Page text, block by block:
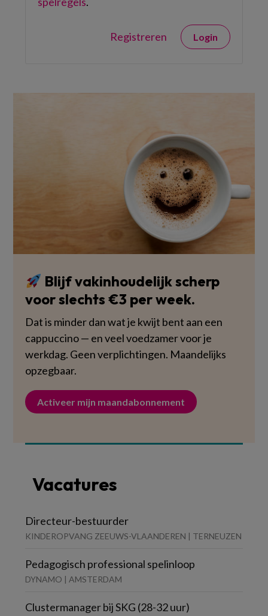
Registreren Login
Blijf vakinhoudelijk scherp
voor slechts €3 per week.
Dat is minder dan wat je kwijt bent aan een
cappuccino — en veel voedzamer voor je
werkdag. Geen verplichtingen. Maandelijks
opzegbaar.
Activeer mijn maandabonnement
Vacatures
Directeur-bestuurder
KINDEROPVANG ZEEUWS-VLAANDEREN | TERNEUZEN
Pedagogisch professional spelinloop
DYNAMO | AMSTERDAM
Clustermanager bij SKG (28-32 uur)